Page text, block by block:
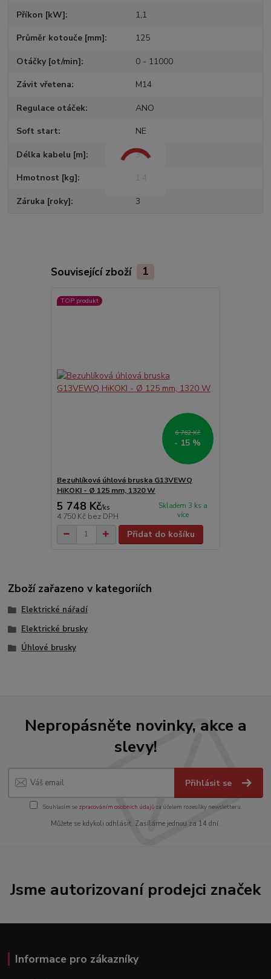
Příkon [kW] 1,1
Průměr kotouče [mm] 125
Otáčky [ot/min] 0 - 11000
Závit vřetena M14
Regulace otáček ANO
Soft start NE
Délka kabelu [m] 3
Hmotnost [kg]
Záruka [roky] 3
Související zboží 1
TOP produkt
6 762 Kč
- 15 %
Bezuhlíková úhlová bruska G13VEWQ
HiKOKI - Ø 125 mm, 1320 W
5 748 Kč/ks
4 750 Kč bez DPH
Skladem 3 ks a
více
Přidat do košíku
Zboží zařazeno v kategoriích
Elektrické nářadí
Elektrické brusky
Úhlové brusky
Nepropásněte novinky, akce a
slevy!
Přihlásit se
Souhlasím se zpracováním osobních údajůza účelem rozesílky newsletteru.
Můžete se kdykoli odhlásit. Zasíláme jednou za 14 dní.
Jsme autorizovaní prodejci značek
Informace pro zákazníky